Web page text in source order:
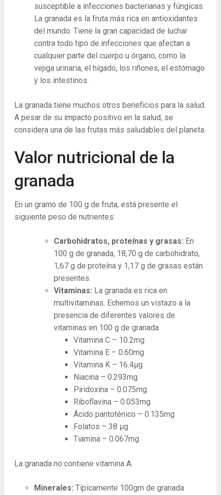
susceptible a infecciones bacterianas y fúngicas.
La granada es la fruta más rica en antioxidantes
del mundo. Tiene la gran capacidad de luchar
contra todo tipo de infecciones que afectan a
cualquier parte del cuerpo u órgano, como la
vejiga urinaria, el hígado, los riñones, el estómago
y los intestinos.
La granada tiene muchos otros beneficios para la salud.
A pesar de su impacto positivo en la salud, se
considera una de las frutas más saludables del planeta.
Valor nutricional de la
granada
En un gramo de 100 g de fruta, está presente el
siguiente peso de nutrientes:
Carbohidratos, proteínas y grasas: En
100 g de granada, 18,70 g de carbohidrato,
1,67 g de proteína y 1,17 g de grasas están
presentes.
Vitaminas: La granada es rica en
multivitaminas. Echemos un vistazo a la
presencia de diferentes valores de
vitaminas en 100 g de granada
Vitamina C – 10.2mg
Vitamina E – 0.60mg
Vitamina K – 16.4μg
Niacina – 0.293mg
Piridoxina – 0.075mg
Riboflavina – 0.053mg
Ácido pantoténico – 0.135mg
Folatos – 38 μg
Tiamina – 0.067mg
La granada no contiene vitamina A.
Minerales: Típicamente 100gm de granada